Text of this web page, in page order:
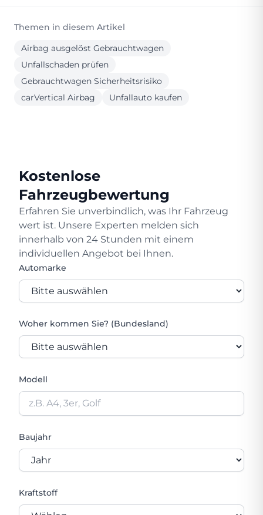
Themen in diesem Artikel
Airbag ausgelöst Gebrauchtwagen
Unfallschaden prüfen
Gebrauchtwagen Sicherheitsrisiko
carVertical Airbag
Unfallauto kaufen
Kostenlose
Fahrzeugbewertung
Erfahren Sie unverbindlich, was Ihr Fahrzeug
wert ist. Unsere Experten melden sich
innerhalb von 24 Stunden mit einem
individuellen Angebot bei Ihnen.
Automarke
Woher kommen Sie? (Bundesland)
Modell
Baujahr
Kraftstoff